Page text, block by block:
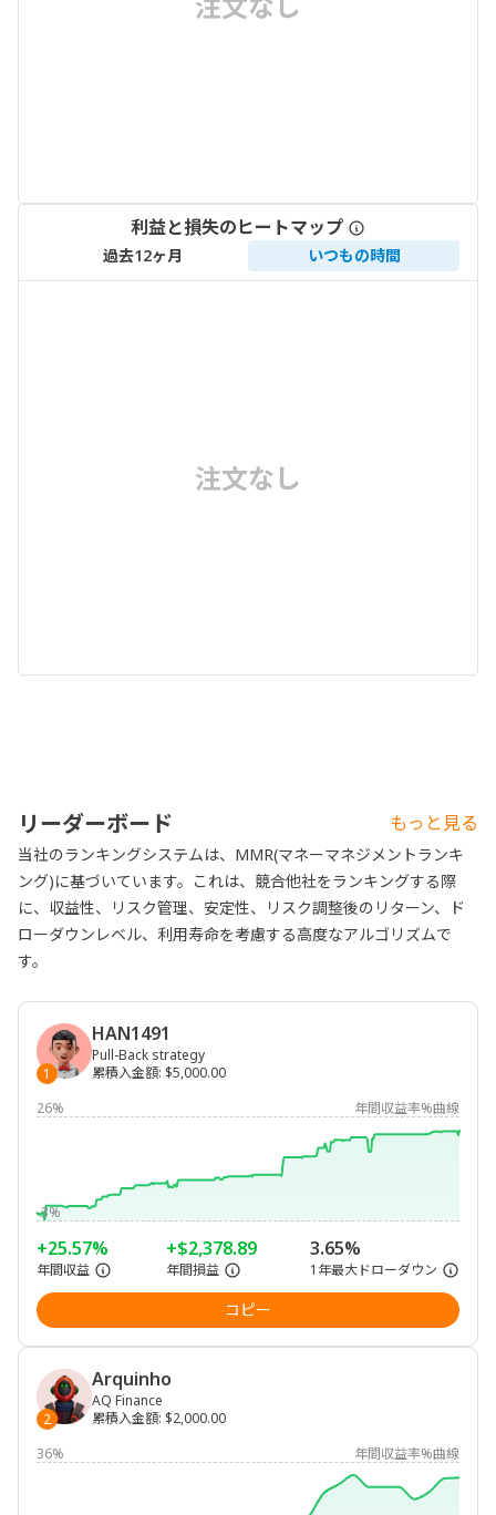
利益と損失のヒートマップ
過去12ヶ月 いつもの時間
注文なし
リーダーボード もっと見る
当社のランキングシステムは、MMR(マネーマネジメントランキ
ング)に基づいています。これは、競合他社をランキングする際
に、収益性、リスク管理、安定性、リスク調整後のリターン、ド
ローダウンレベル、利用寿命を考慮する高度なアルゴリズムで
す。
1
HAN1491
Pull-Back strategy
累積入金額: $5,000.00
26%
年間収益率%曲線
-3%
+25.57%
年間収益
+$2,378.89
年間損益
3.65%
1年最大ドローダウン
コピー
2
Arquinho
AQ Finance
累積入金額: $2,000.00
36%
年間収益率%曲線